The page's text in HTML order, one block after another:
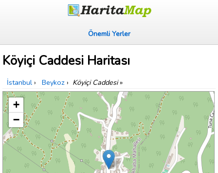
Önemli Yerler
Köyiçi Caddesi Haritası
İstanbul › Beykoz › Köyiçi Caddesi»
+
−